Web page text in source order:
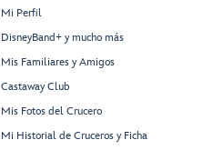
Mi Perfil
DisneyBand+ y mucho más
Mis Familiares y Amigos
Castaway Club
Mis Fotos del Crucero
Mi Historial de Cruceros y Ficha